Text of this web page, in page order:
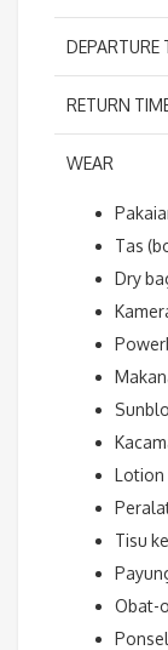
DEPARTURE
RETURN
WEAR
Tas
Dry
Lotion
Tisu
Obat-